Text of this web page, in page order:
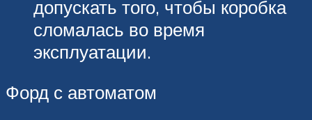
допускать того, чтобы коробка
сломалась во время
эксплуатации.
Форд с автоматом